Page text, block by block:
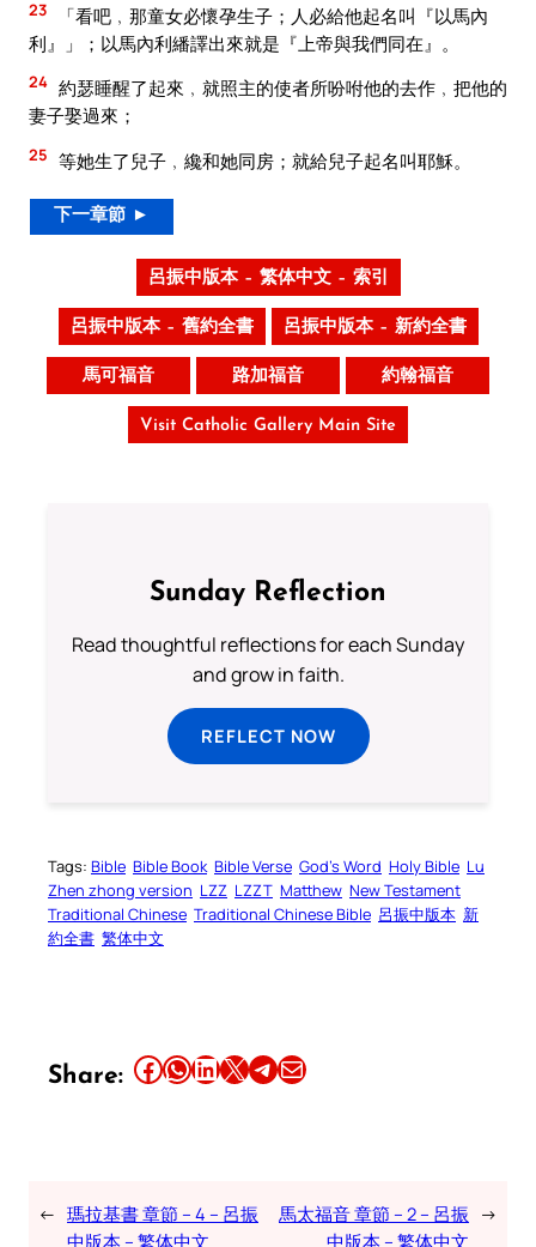
23
「看吧﹐那童女必懷孕生子；人必給他起名叫『以馬內
利』」；以馬內利繙譯出來就是『上帝與我們同在』。
24 約瑟睡醒了起來﹐就照主的使者所吩咐他的去作﹐把他的
妻子娶過來；
25 等她生了兒子﹐纔和她同房；就給兒子起名叫耶穌。
下一章節 ►
呂振中版本 – 繁体中文 – 索引
呂振中版本 – 舊約全書 呂振中版本 – 新約全書
馬可福音 路加福音 約翰福音
Visit Catholic Gallery Main Site
Sunday Reflection
Read thoughtful reflections for each Sunday
and grow in faith.
REFLECT NOW
Tags: Bible Bible Book Bible Verse God’s Word Holy Bible Lu
Zhen zhong version LZZ LZZT Matthew New Testament
Traditional Chinese Traditional Chinese Bible 呂振中版本 新
約全書 繁体中文
Share: Share this article on Facebook Share this article on WhatsApp Share this article on LinkedIn Share this article on X Share this article on TelegramEmail this Article
← 瑪拉基書 章節 – 4 – 呂振
中版本 – 繁体中文
馬太福音 章節 – 2 – 呂振
中版本 – 繁体中文
→